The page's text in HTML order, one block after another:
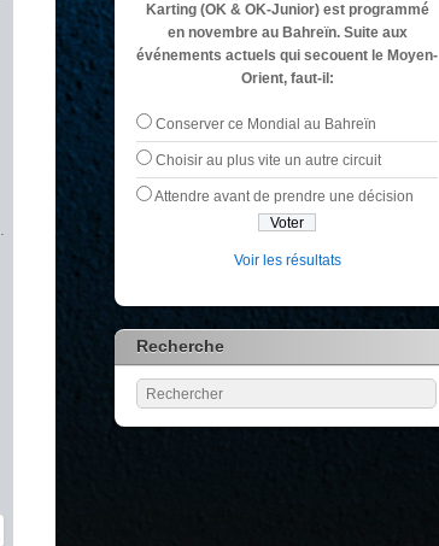
Karting (OK & OK-Junior) est programmé
en novembre au Bahreïn. Suite aux
événements actuels qui secouent le Moyen-
Orient, faut-il:
Conserver ce Mondial au Bahreïn
Choisir au plus vite un autre circuit
Attendre avant de prendre une décision
Voir les résultats
Recherche